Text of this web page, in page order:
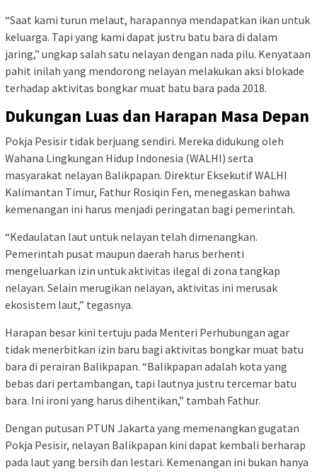
“Saat kami turun melaut, harapannya mendapatkan ikan untuk
keluarga. Tapi yang kami dapat justru batu bara di dalam
jaring,” ungkap salah satu nelayan dengan nada pilu. Kenyataan
pahit inilah yang mendorong nelayan melakukan aksi blokade
terhadap aktivitas bongkar muat batu bara pada 2018.
Dukungan Luas dan Harapan Masa Depan
Pokja Pesisir tidak berjuang sendiri. Mereka didukung oleh
Wahana Lingkungan Hidup Indonesia (WALHI) serta
masyarakat nelayan Balikpapan. Direktur Eksekutif WALHI
Kalimantan Timur, Fathur Rosiqin Fen, menegaskan bahwa
kemenangan ini harus menjadi peringatan bagi pemerintah.
“Kedaulatan laut untuk nelayan telah dimenangkan.
Pemerintah pusat maupun daerah harus berhenti
mengeluarkan izin untuk aktivitas ilegal di zona tangkap
nelayan. Selain merugikan nelayan, aktivitas ini merusak
ekosistem laut,” tegasnya.
Harapan besar kini tertuju pada Menteri Perhubungan agar
tidak menerbitkan izin baru bagi aktivitas bongkar muat batu
bara di perairan Balikpapan. “Balikpapan adalah kota yang
bebas dari pertambangan, tapi lautnya justru tercemar batu
bara. Ini ironi yang harus dihentikan,” tambah Fathur.
Dengan putusan PTUN Jakarta yang memenangkan gugatan
Pokja Pesisir, nelayan Balikpapan kini dapat kembali berharap
pada laut yang bersih dan lestari. Kemenangan ini bukan hanya